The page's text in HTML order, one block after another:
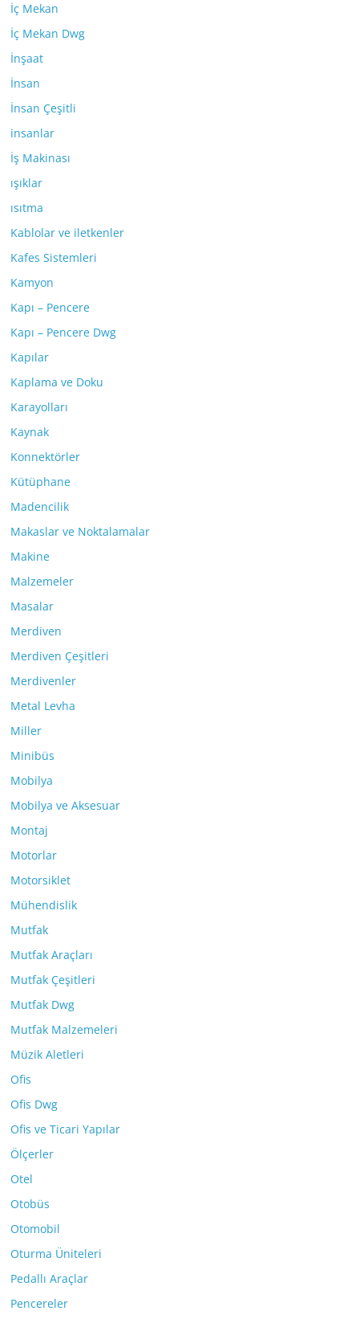
İç Mekan
İç Mekan Dwg
İnşaat
İnsan
İnsan Çeşitli
insanlar
İş Makinası
ışıklar
ısıtma
Kablolar ve iletkenler
Kafes Sistemleri
Kamyon
Kapı – Pencere
Kapı – Pencere Dwg
Kapılar
Kaplama ve Doku
Karayolları
Kaynak
Konnektörler
Kütüphane
Madencilik
Makaslar ve Noktalamalar
Makine
Malzemeler
Masalar
Merdiven
Merdiven Çeşitleri
Merdivenler
Metal Levha
Miller
Minibüs
Mobilya
Mobilya ve Aksesuar
Montaj
Motorlar
Motorsiklet
Mühendislik
Mutfak
Mutfak Araçları
Mutfak Çeşitleri
Mutfak Dwg
Mutfak Malzemeleri
Müzik Aletleri
Ofis
Ofis Dwg
Ofis ve Ticari Yapılar
Ölçerler
Otel
Otobüs
Otomobil
Oturma Üniteleri
Pedallı Araçlar
Pencereler